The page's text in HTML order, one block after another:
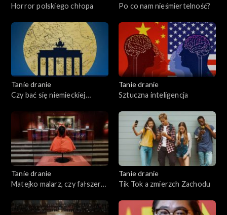
Horror polskiego chłopa
Po co nam nieśmiertelność?
Tanie dranie
Czy bać się niemieckiej
Tanie dranie
Sztuczna inteligencja
Tanie dranie
Matejko malarz, czy fałszerz
Tanie dranie
Tik Tok a zmierzch Zachodu